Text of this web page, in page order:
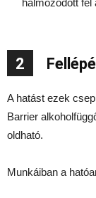
halmozódott
2
A hatást ezek
Barrier
oldható.
Munkáiban a